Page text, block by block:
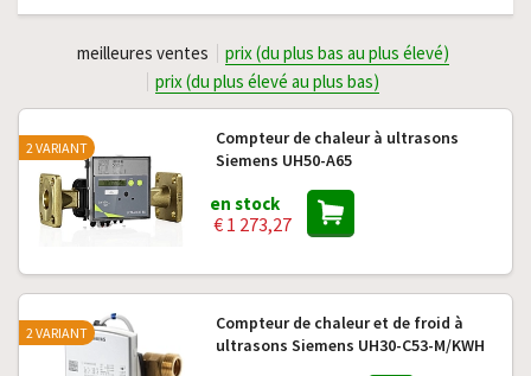
meilleures ventes
prix (du plus bas au plus élevé)
prix (du plus élevé au plus bas)
Compteur de chaleur à ultrasons
Siemens UH50-A65
en stock
€ 1 273,27
2 VARIANT
Compteur de chaleur et de froid à
ultrasons Siemens UH30-C53-M/KWH
2 VARIANT